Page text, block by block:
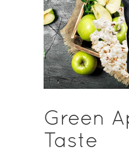
Green
Taste